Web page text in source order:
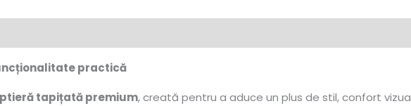
practică
tapițată premium, creată pentru a aduce un plus de stil, confort